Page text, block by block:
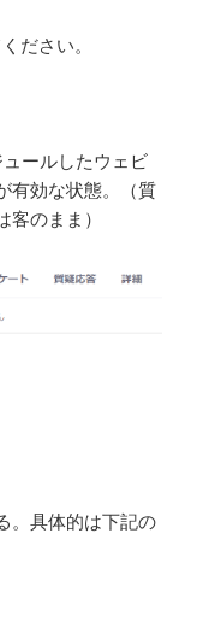
ださい。
ールしたウェビ
有効な状態。（質
のまま）
。具体的は下記の